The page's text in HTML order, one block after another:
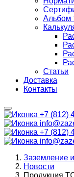
Альбом
Статьи
Доставка
Контакты
+7 (812)
+7 (812)
Заземление
Новости
Продукция